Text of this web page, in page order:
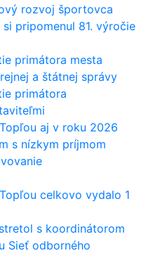
rozvoj športovca
pripomenul 81. výročie
primátora mesta
a štátnej správy
primátora
aj v roku 2026
s nízkym príjmom
celkovo vydalo 1
s koordinátorom
Sieť odborného